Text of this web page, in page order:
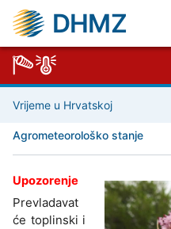
DHMZ
Vrijeme u Hrvatskoj
Agrometeorološko stanje
Upozorenje
Prevladavat
će toplinski i